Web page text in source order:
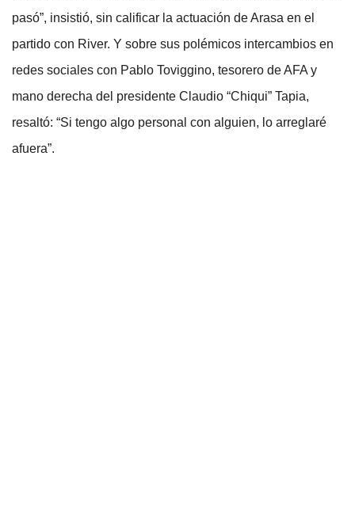
pasó”, insistió, sin calificar la actuación de Arasa en el
partido con River. Y sobre sus polémicos intercambios en
redes sociales con Pablo Toviggino, tesorero de AFA y
mano derecha del presidente Claudio “Chiqui” Tapia,
resaltó: “Si tengo algo personal con alguien, lo arreglaré
afuera”.